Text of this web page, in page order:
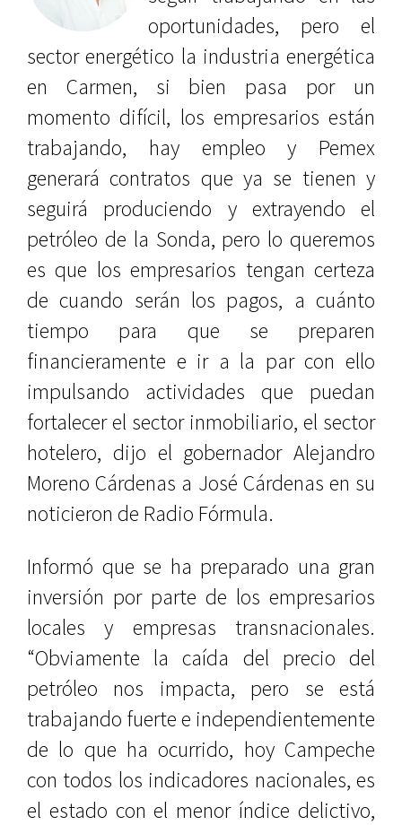
oportunidades, pero el
sector energético la industria energética
en Carmen, si bien pasa por un
momento difícil, los empresarios están
trabajando, hay empleo y Pemex
generará contratos que ya se tienen y
seguirá produciendo y extrayendo el
petróleo de la Sonda, pero lo queremos
es que los empresarios tengan certeza
de cuando serán los pagos, a cuánto
tiempo para que se preparen
financieramente e ir a la par con ello
impulsando actividades que puedan
fortalecer el sector inmobiliario, el sector
hotelero, dijo el gobernador Alejandro
Moreno Cárdenas a José Cárdenas en su
noticieron de Radio Fórmula.
Informó que se ha preparado una gran
inversión por parte de los empresarios
locales y empresas transnacionales.
“Obviamente la caída del precio del
petróleo nos impacta, pero se está
trabajando fuerte e independientemente
de lo que ha ocurrido, hoy Campeche
con todos los indicadores nacionales, es
el estado con el menor índice delictivo,